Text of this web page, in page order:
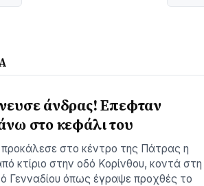
άνδρας! Επεφταν
στο κεφάλι του
στο κέντρο της Πάτρας η
κτίριο στην οδό Κορίνθου, κοντά στη
Γενναδίου όπως έγραψε προχθές το